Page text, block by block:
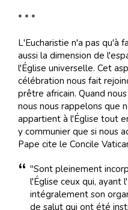
* * *
L'Eucharistie n'a pas qu'à
aussi la dimension de
l'Église universelle. Cet
célébration nous fait
prêtre africain. Quand
nous nous rappelons que
appartient à l'Église tout
y communier que si nous
Pape cite le Concile
"Sont pleinement
l'Église ceux qui, ayant
intégralement son
de salut qui ont été